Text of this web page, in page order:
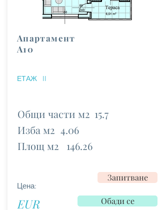
Апартамент
А10
II
ЕТАЖ
Общи части м2
Изба м2
Площ м2
15.7
4.06
146.26
Цена:
EUR
Запитване
Обади се